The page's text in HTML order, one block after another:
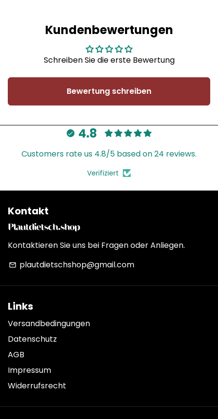
Kundenbewertungen
Schreiben Sie die erste Bewertung
Bewertung schreiben
4.8
Customers rate us 4.8/5 based on 24 reviews.
Verifiziert
Kontakt
Kontaktieren Sie uns bei Fragen oder Anliegen.
email plautdietschshop@gmail.com
Links
Versandbedingungen
Datenschutz
AGB
Impressum
Widerrufsrecht